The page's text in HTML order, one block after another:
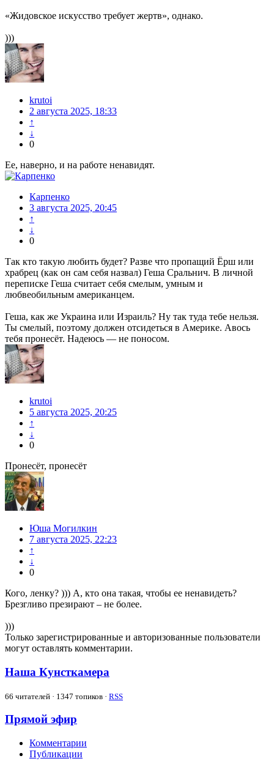
«Жидовское искусство требует жертв», однако.
)))
krutoi
2 августа 2025, 18:33
↑
↓
0
Ее, наверно, и на работе ненавидят.
Карпенко
3 августа 2025, 20:45
↑
↓
0
Так кто такую любить будет? Разве что пропащий Ёрш или
храбрец (как он сам себя назвал) Геша Сральнич. В личной
переписке Геша считает себя смелым, умным и
любвеобильным американцем.
Геша, как же Украина или Израиль? Ну так туда тебе нельзя.
Ты смелый, поэтому должен отсидеться в Америке. Авось
тебя пронесёт. Надеюсь — не поносом.
krutoi
5 августа 2025, 20:25
↑
↓
0
Пронесёт, пронесёт
Юша Могилкин
7 августа 2025, 22:23
↑
↓
0
Кого, ленку? ))) А, кто она такая, чтобы ее ненавидеть?
Брезгливо презирают – не более.
)))
Только зарегистрированные и авторизованные пользователи
могут оставлять комментарии.
Наша Кунсткамера
66 читателей · 1347 топиков · RSS
Прямой эфир
Комментарии
Публикации